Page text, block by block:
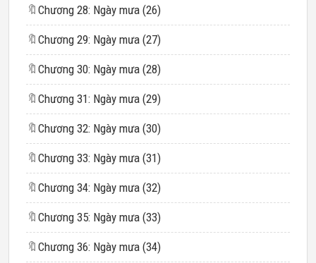
🔖 Chương 28: Ngày mưa (26)
🔖 Chương 29: Ngày mưa (27)
🔖 Chương 30: Ngày mưa (28)
🔖 Chương 31: Ngày mưa (29)
🔖 Chương 32: Ngày mưa (30)
🔖 Chương 33: Ngày mưa (31)
🔖 Chương 34: Ngày mưa (32)
🔖 Chương 35: Ngày mưa (33)
🔖 Chương 36: Ngày mưa (34)